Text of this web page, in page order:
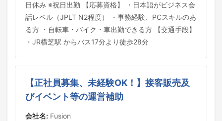
日休み ※祝日出勤 【応募資格】 ・日本語がビジネス会
話レベル（JPLT N2程度） ・事務経験、PCスキルのあ
る方 ・自転車・バイク・車出勤できる方 【交通手段】
・JR横芝駅 からバス17分より徒歩28分
【正社員募集、未経験OK！】接客販売及
びイベント等の運営補助
会社名: Fusion